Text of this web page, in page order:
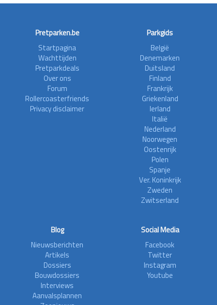
Pretparken.be
Startpagina
Wachttijden
Pretparkdeals
Over ons
Forum
Rollercoasterfriends
Privacy disclaimer
Parkgids
België
Denemarken
Duitsland
Finland
Frankrijk
Griekenland
Ierland
Italië
Nederland
Noorwegen
Oostenrijk
Polen
Spanje
Ver. Koninkrijk
Zweden
Zwitserland
Blog
Nieuwsberichten
Artikels
Dossiers
Bouwdossiers
Interviews
Aanvalsplannen
Social Media
Facebook
Twitter
Instagram
Youtube